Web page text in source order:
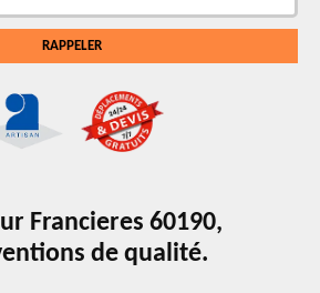
Francieres 60190,
de qualité.